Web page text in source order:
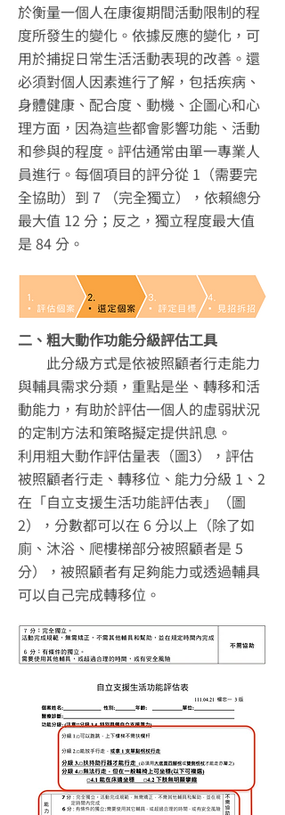
於衡量一個人在康復期間活動限制的程
度所發生的變化。依據反應的變化，可
用於捕捉日常生活活動表現的改善。還
必須對個人因素進行了解，包括疾病、
身體健康、配合度、動機、企圖心和心
理方面，因為這些都會影響功能、活動
和參與的程度。評估通常由單一專業人
員進行。每個項目的評分從 1（需要完
全協助）到 7 （完全獨立），依賴總分
最大值 12 分；反之，獨立程度最大值
是 84 分。
二、粗大動作功能分級評估工具
此分級方式是依被照顧者行走能力
與輔具需求分類，重點是坐、轉移和活
動能力，有助於評估一個人的虛弱狀況
的定制方法和策略擬定提供訊息。
利用粗大動作評估量表（圖3），評估
被照顧者行走、轉移位、能力分級 1、2
在「自立支援生活功能評估表」（圖
2），分數都可以在 6 分以上（除了如
廁、沐浴、爬樓梯部分被照顧者是 5
分），被照顧者有足夠能力或透過輔具
可以自己完成轉移位。